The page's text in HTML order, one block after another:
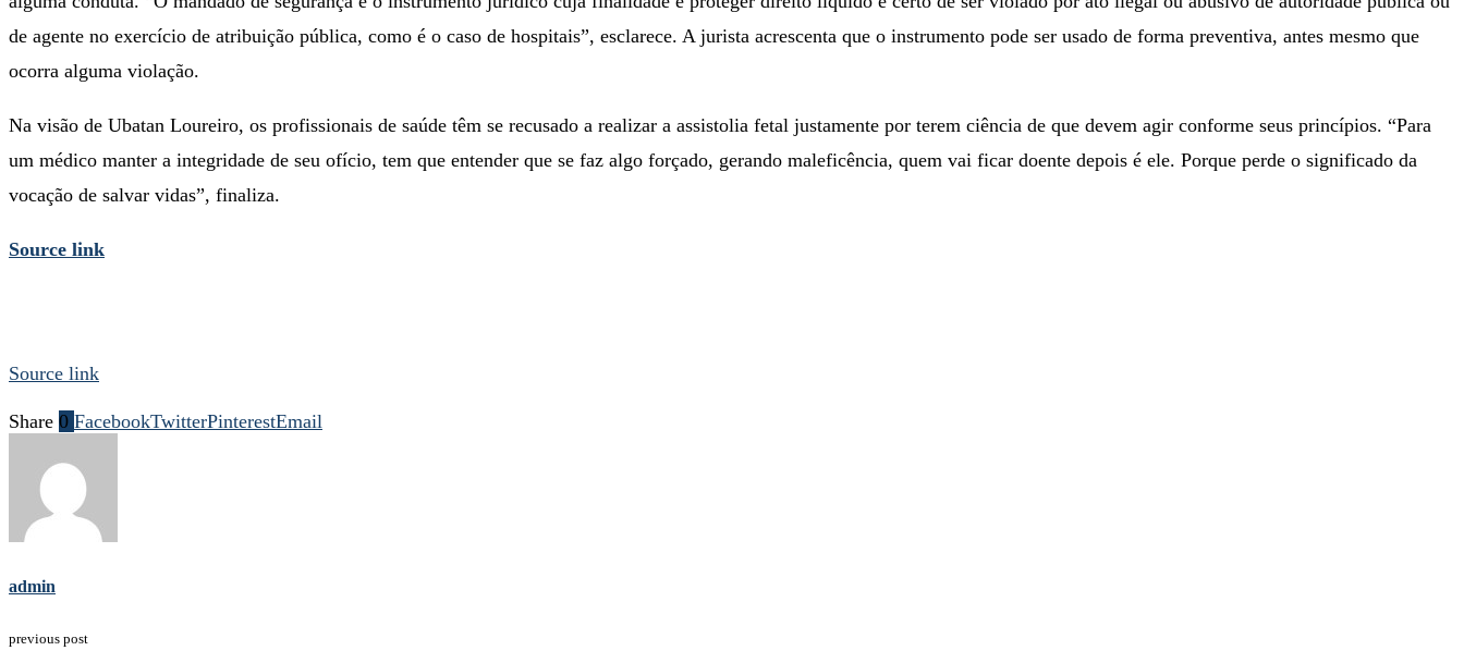
de agente no exercício de atribuição pública, como é o caso de hospitais”, esclarece. A jurista acrescenta que o instrumento pode ser usado de forma preventiva, antes mesmo que
ocorra alguma violação.
Na visão de Ubatan Loureiro, os profissionais de saúde têm se recusado a realizar a assistolia fetal justamente por terem ciência de que devem agir conforme seus princípios. “Para
um médico manter a integridade de seu ofício, tem que entender que se faz algo forçado, gerando maleficência, quem vai ficar doente depois é ele. Porque perde o significado da
vocação de salvar vidas”, finaliza.
Source link
Source link
Share 0 FacebookTwitterPinterestEmail
admin
previous post